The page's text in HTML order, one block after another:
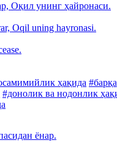
Оқил унинг ҳайронаси.
Oqil uning hayronasi.
ҳақида
#донолик ва нодонлик
ёнар.